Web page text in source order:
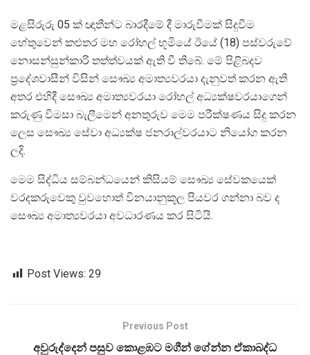
මළසිරුරු 05 ක් ඥාතීන්ට බාරදීමේ දී මාරුවීමක් සිදුවීම
හේතුවෙන් කළුතර මහ රෝහල් භූමියේ ඊයේ (18) පස්වරුවේ
නොසන්සුන්කාරි තත්ත්වයක් ඇති වී තිබේ. මේ පිළිබදව
ප්‍රදේශවාසීන් විසින් සෞඛ්‍ය අමාත්‍යවරයා දැනුවත් කරන ඇති
අතර එහිදී සෞඛ්‍ය අමාත්‍යවරයා රෝහල් අධ්‍යක්ෂවරයාගෙන්
කරුණු විමසා බැලීමෙන් අනතුරුව මෙම පරීක්ෂණය සිදු කරන
ලෙස සෞඛ්‍ය සේවා අධ්‍යක්ෂ ජනරාල්වරයාට නියෝග කරන
ලදි.
මෙම සිද්ධිය සම්බන්ධයෙන් කිසියම් සෞඛ්‍ය සේවකයෙක්
වරදකරුවෙකු වුවහොත් විනයානුකූල පියවර ගන්නා බව ද
සෞඛ්‍ය අමාත්‍යවරයා අවධාරණය කර සිටියි.
Post Views: 29
Previous Post
අවුරුද්දෙන් පසුව කොළඹට මගීන් ගේන්න ඒකාබද්ධ